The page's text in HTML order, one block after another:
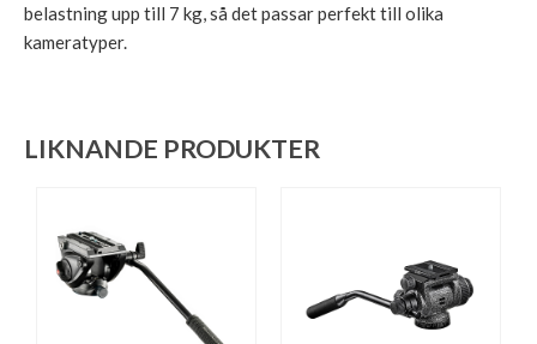
belastning upp till 7 kg, så det passar perfekt till olika
kameratyper.
LIKNANDE PRODUKTER